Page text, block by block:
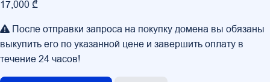
17,000 ₾
После отправки запроса на покупку домена вы обязаны
выкупить его по указанной цене и завершить оплату в
течение 24 часов!